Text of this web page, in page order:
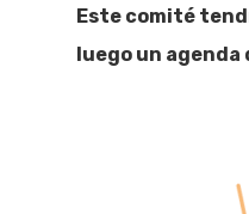
Este comité
luego un agenda